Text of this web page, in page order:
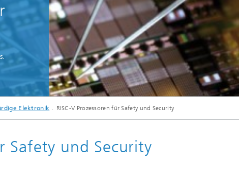
Foto eines Mixed-Signal CMOS IC
Elektronik RISC-V Prozessoren für Safety und Security
Safety und Security